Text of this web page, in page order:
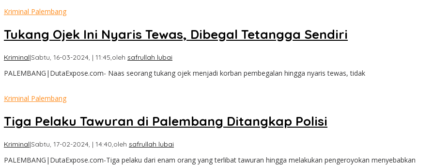
Kriminal Palembang
Tukang Ojek Ini Nyaris Tewas, Dibegal Tetangga Sendiri
Kriminal|Sabtu, 16-03-2024, | 11:45,oleh safrullah lubai
PALEMBANG|DutaExpose.com- Naas seorang tukang ojek menjadi korban pembegalan hingga nyaris tewas, tidak
Kriminal Palembang
Tiga Pelaku Tawuran di Palembang Ditangkap Polisi
Kriminal|Sabtu, 17-02-2024, | 14:40,oleh safrullah lubai
PALEMBANG|DutaExpose.com-Tiga pelaku dari enam orang yang terlibat tawuran hingga melakukan pengeroyokan menyebabkan